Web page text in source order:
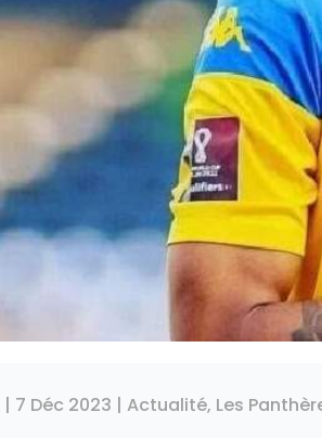
| 7 Déc 2023 |Actualité, Les